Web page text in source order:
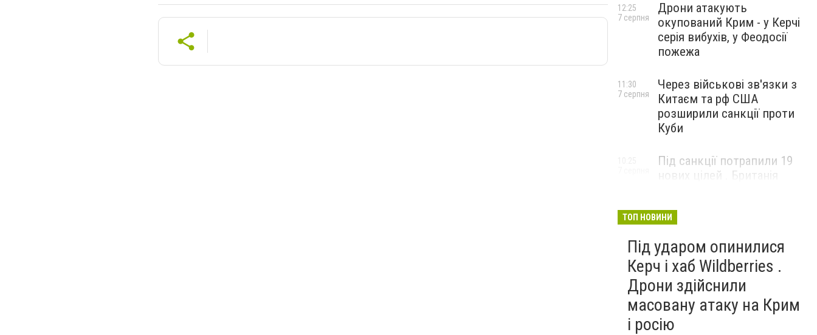
Дрони атакують
окупований Крим - у Керчі
серія вибухів, у Феодосії
пожежа
12:25
7 серпня
Через військові зв'язки з
Китаєм та рф США
розширили санкції проти
Куби
11:30
7 серпня
Під санкції потрапили 19
нових цілей . Британія
ТОП НОВИНИ
Під ударом опинилися
Керч і хаб Wildberries .
Дрони здійснили
масовану атаку на Крим
і росію